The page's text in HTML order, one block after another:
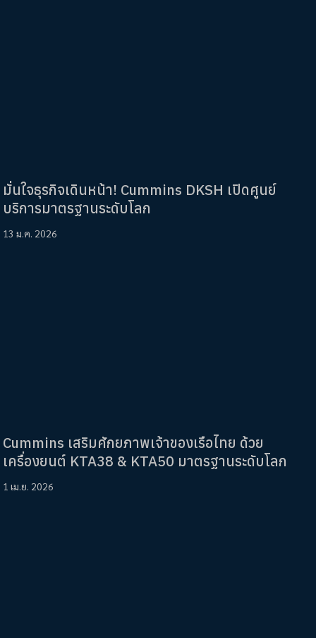
มั่นใจธุรกิจเดินหน้า! Cummins DKSH เปิดศูนย์
บริการมาตรฐานระดับโลก
13 ม.ค. 2026
Cummins เสริมศักยภาพเจ้าของเรือไทย ด้วย
เครื่องยนต์ KTA38 & KTA50 มาตรฐานระดับโลก
1 เม.ย. 2026